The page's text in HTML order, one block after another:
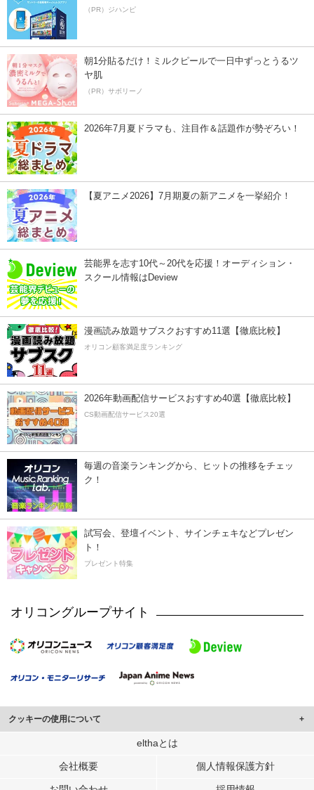
（PR）ジハンピ
朝1分貼るだけ！ミルクピールで一日中ずっとうるツ
ヤ肌
（PR）サボリーノ
2026年7月夏ドラマも、注目作＆話題作が勢ぞろい！
【夏アニメ2026】7月期夏の新アニメを一挙紹介！
芸能界を志す10代～20代を応援！オーディション・
スクール情報はDeview
漫画読み放題サブスクおすすめ11選【徹底比較】
オリコン顧客満足度ランキング
2026年動画配信サービスおすすめ40選【徹底比較】
CS動画配信サービス20選
毎週の音楽ランキングから、ヒットの推移をチェッ
ク！
試写会、登壇イベント、サインチェキなどプレゼン
ト！
プレゼント特集
オリコングループサイト
クッキーの使用について
このサイトでは Cookie を使用して、ユーザーに合わせたコンテンツや広告の
行っています。
elthaとは
会社概要 個人情報保護方針